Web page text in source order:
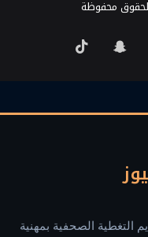
سناب
التغطية الصحفية بمهنية